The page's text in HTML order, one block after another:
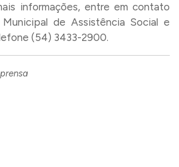
informações, entre em contato
de Assistência Social e
(54) 3433-2900.